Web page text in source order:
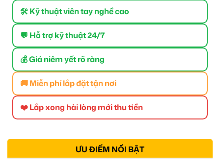
🛠 Kỹ thuật viên tay nghề cao
💬 Hỗ trợ kỹ thuật 24/7
💰 Giá niêm yết rõ ràng
🚚 Miễn phí lắp đặt tận nơi
❤️ Lắp xong hài lòng mới thu tiền
ƯU ĐIỂM NỔI BẬT